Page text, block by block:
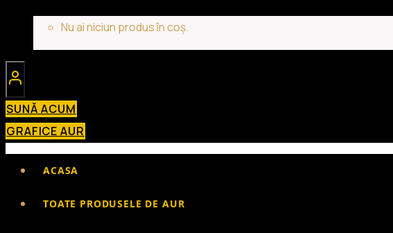
Nu ai niciun produs în coș.
SUNĂ ACUM
GRAFICE AUR
ACASA
TOATE PRODUSELE DE AUR